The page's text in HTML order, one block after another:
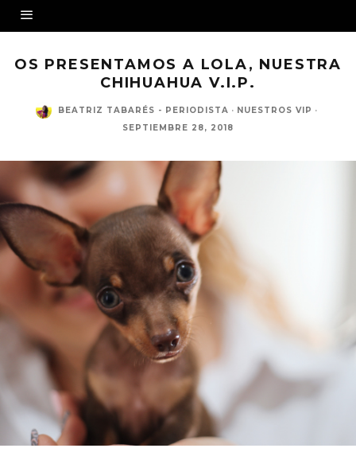
OS PRESENTAMOS A LOLA, NUESTRA
CHIHUAHUA V.I.P.
BEATRIZ TABARÉS - PERIODISTA · NUESTROS VIP ·
SEPTIEMBRE 28, 2018